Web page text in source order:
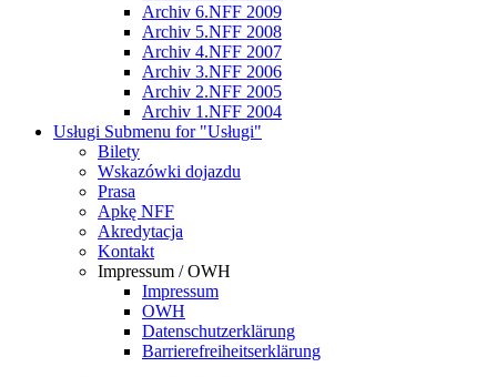
Archiv 6.NFF 2009
Archiv 5.NFF 2008
Archiv 4.NFF 2007
Archiv 3.NFF 2006
Archiv 2.NFF 2005
Archiv 1.NFF 2004
Usługi Submenu for "Usługi"
Bilety
Wskazówki dojazdu
Prasa
Apkę NFF
Akredytacja
Kontakt
Impressum / OWH
Impressum
OWH
Datenschutzerklärung
Barrierefreiheitserklärung